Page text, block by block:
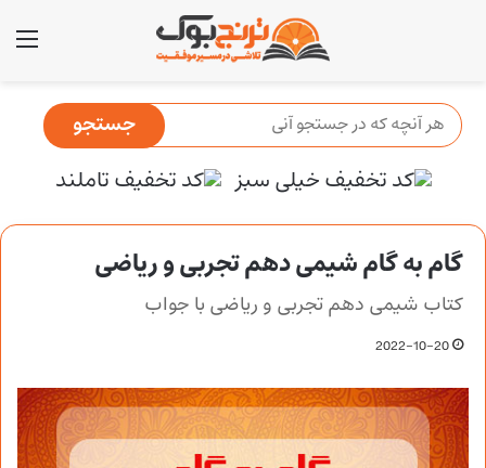
گام به گام شیمی دهم تجربی و ریاضی
کتاب شیمی دهم تجربی و ریاضی با جواب
2022-10-20